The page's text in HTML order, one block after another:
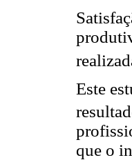
Este
que o